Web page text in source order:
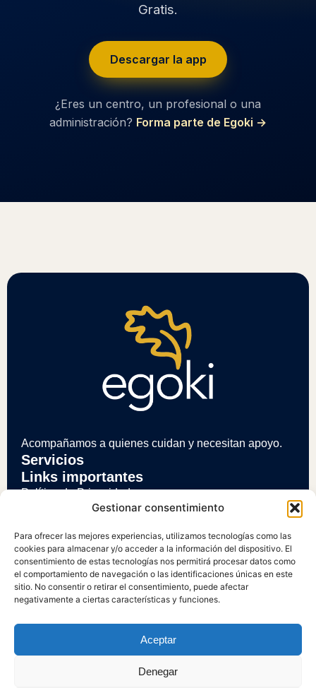
Gestionar consentimiento
Para ofrecer las mejores experiencias, utilizamos tecnologías como las
cookies para almacenar y/o acceder a la información del dispositivo. El
consentimiento de estas tecnologías nos permitirá procesar datos como
el comportamiento de navegación o las identificaciones únicas en este
sitio. No consentir o retirar el consentimiento, puede afectar
negativamente a ciertas características y funciones.
Aceptar
Denegar
Gratis.
Descargar la app
¿Eres un centro, un profesional o una
administración? Forma parte de Egoki →
Acompañamos a quienes cuidan y necesitan apoyo.
Servicios
Links importantes
Política de Privacidad
Aviso Legal
Declaración de accesibilidad
Mapa del sitio
Desarrollado por